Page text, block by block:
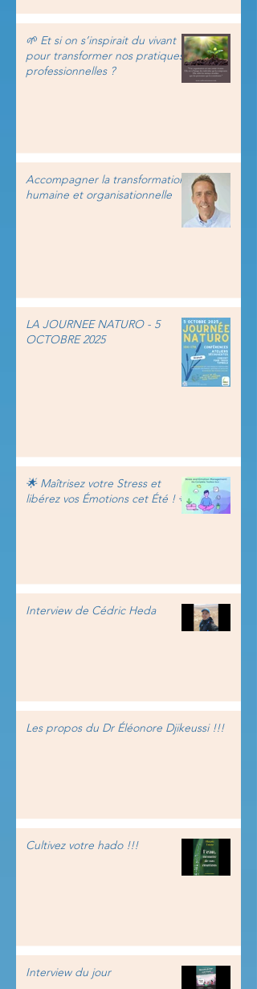
🌱 Et si on s’inspirait du vivant
pour transformer nos pratiques
professionnelles ?
Accompagner la transformation
humaine et organisationnelle
LA JOURNEE NATURO - 5
OCTOBRE 2025
🌟 Maîtrisez votre Stress et
libérez vos Émotions cet Été ! 🌟
Interview de Cédric Heda
Les propos du Dr Éléonore Djikeussi !!!
Cultivez votre hado !!!
Interview du jour